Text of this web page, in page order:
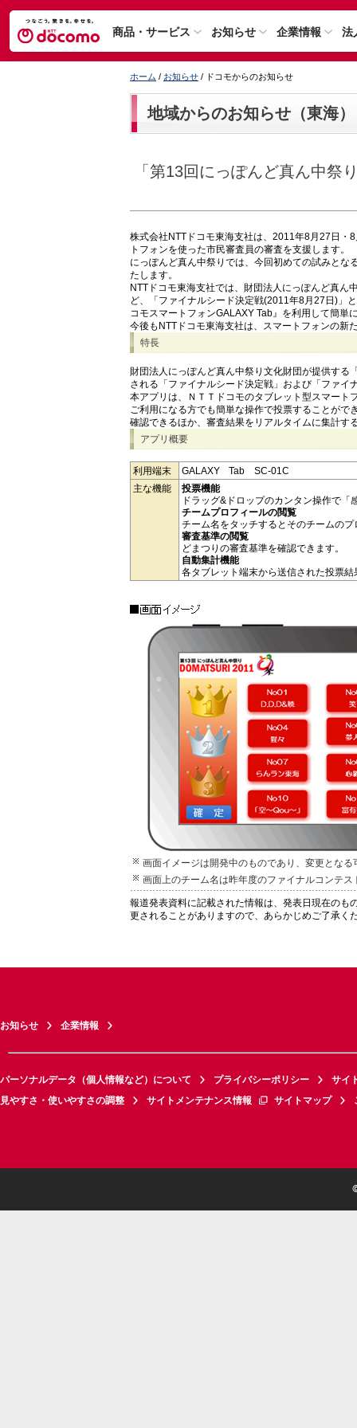
商品・サービス お知らせ 企業情報 法
ホーム / お知らせ / ドコモからのお知らせ
地域からのお知らせ（東海）
「第13回にっぽんど真ん中祭
株式会社NTTドコモ東海支社は、2011年8月27日・
トフォンを使った市民審査員の審査を支援します。
にっぽんど真ん中祭りでは、今回初めての試みと
たします。
NTTドコモ東海支社では、財団法人にっぽんど真ん
ど、「ファイナルシード決定戦(2011年8月27日)」
コモスマートフォンGALAXY Tab』を利用して簡単
今後もNTTドコモ東海支社は、スマートフォンの新
特長
財団法人にっぽんど真ん中祭り文化財団が提供す
される「ファイナルシード決定戦」および「ファ
本アプリは、ＮＴＴドコモのタブレット型スマート
ご利用になる方でも簡単な操作で投票することが
確認できるほか、審査結果をリアルタイムに集計す
アプリ概要
利用端末
GALAXY Tab SC-01C
主な機能
投票機能
ドラッグ&ドロップのカンタン操作で
チームプロフィールの閲覧
チーム名をタッチするとそのチームの
審査基準の閲覧
どまつりの審査基準を確認できます。
自動集計機能
各タブレット端末から送信された投票
画面イメージは開発中のものであり、変更となる
画面上のチーム名は昨年度のファイナルコンテ
報道発表資料に記載された情報は、発表日現在のも
更されることがありますので、あらかじめご了承く
お知らせ 企業情報
パーソナルデータ（個人情報など）について プライバシーポリシー
サイ
見やすさ・使いやすさの調整
サイトメンテナンス情報 サイトマップ